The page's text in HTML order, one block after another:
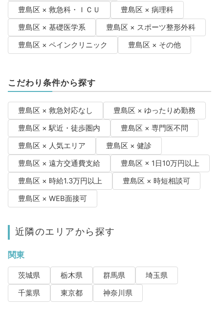
豊島区 × 救急科・ＩＣＵ
豊島区 × 病理科
豊島区 × 基礎医学系
豊島区 × スポーツ整形外科
豊島区 × ペインクリニック
豊島区 × その他
こだわり条件から探す
豊島区 × 救急対応なし
豊島区 × ゆったりめ勤務
豊島区 × 駅近・徒歩圏内
豊島区 × 専門医不問
豊島区 × 人気エリア
豊島区 × 健診
豊島区 × 遠方交通費支給
豊島区 × 1日10万円以上
豊島区 × 時給1.3万円以上
豊島区 × 時短相談可
豊島区 × WEB面接可
近隣のエリアから探す
関東
茨城県 栃木県 群馬県
埼玉県
千葉県
東京都 神奈川県